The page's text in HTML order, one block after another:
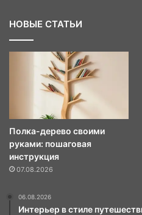
НОВЫЕ СТАТЬИ
Полка-дерево своими
руками: пошаговая
инструкция
07.08.2026
06.08.2026
Интерьер в стиле